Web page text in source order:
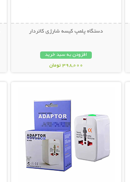
دستگاه پلمپ کیسه شارژی کاتردار
افزودن به سبد خرید
398,000 تومان